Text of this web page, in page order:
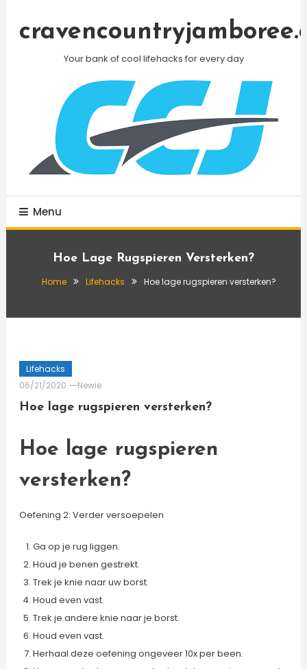
Your bank of cool lifehacks for every day
Menu
Hoe Lage Rugspieren Versterken?
Home Lifehacks Hoe lage rugspieren versterken?
Lifehacks
06/21/2020
Newie
Hoe lage rugspieren versterken?
Hoe lage rugspieren
versterken?
Oefening 2: Verder versoepelen
Ga op je rug liggen.
Houd je benen gestrekt.
Trek je knie naar uw borst.
Houd even vast.
Trek je andere knie naar je borst.
Houd even vast.
Herhaal deze oefening ongeveer 10x per been.